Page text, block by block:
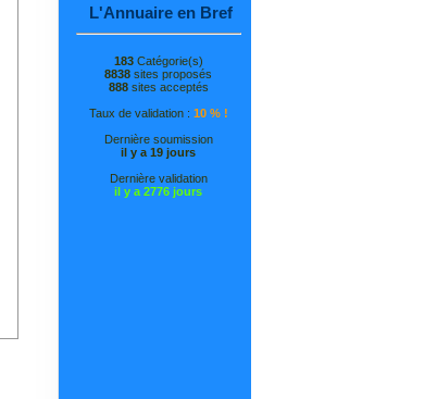
L'Annuaire en Bref
183Catégorie(s)
8838 sites proposés
888sites acceptés
Taux de validation : 10 % !
Dernière soumission
il y a 19 jours
Dernière validation
il y a 2776 jours